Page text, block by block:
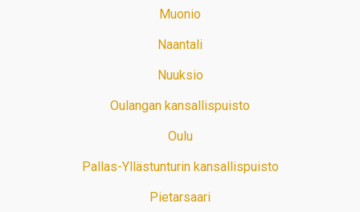
Muonio
Naantali
Nuuksio
Oulangan kansallispuisto
Oulu
Pallas-Yllästunturin kansallispuisto
Pietarsaari